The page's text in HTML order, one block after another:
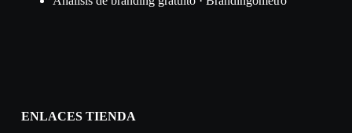
ENLACES TIENDA